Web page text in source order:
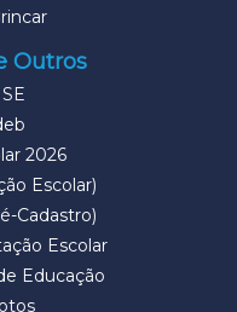
Outros
2026
Escolar)
Cadastro)
Escolar
Educação